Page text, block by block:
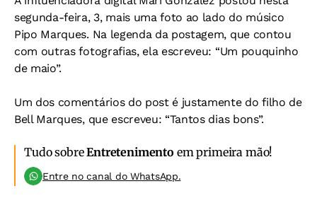
segunda-feira, 3, mais uma foto ao lado do músico
Pipo Marques. Na legenda da postagem, que contou
com outras fotografias, ela escreveu: “Um pouquinho
de maio”.
Um dos comentários do post é justamente do filho de
Bell Marques, que escreveu: “Tantos dias bons”.
Tudo sobreEntretenimento em primeira mão!
Entre no canal do WhatsApp.